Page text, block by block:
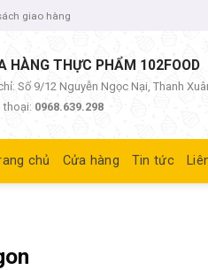
giao hàng
HÀNG THỰC PHẨM 102FOOD
Số 9/12 Nguyễn Ngọc Nại, Thanh
thoại: 0968.639.298
chủ Cửa hàng Tin tức